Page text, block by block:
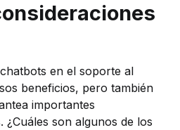
en el soporte al
beneficios, pero también
importantes
¿Cuáles son algunos de los